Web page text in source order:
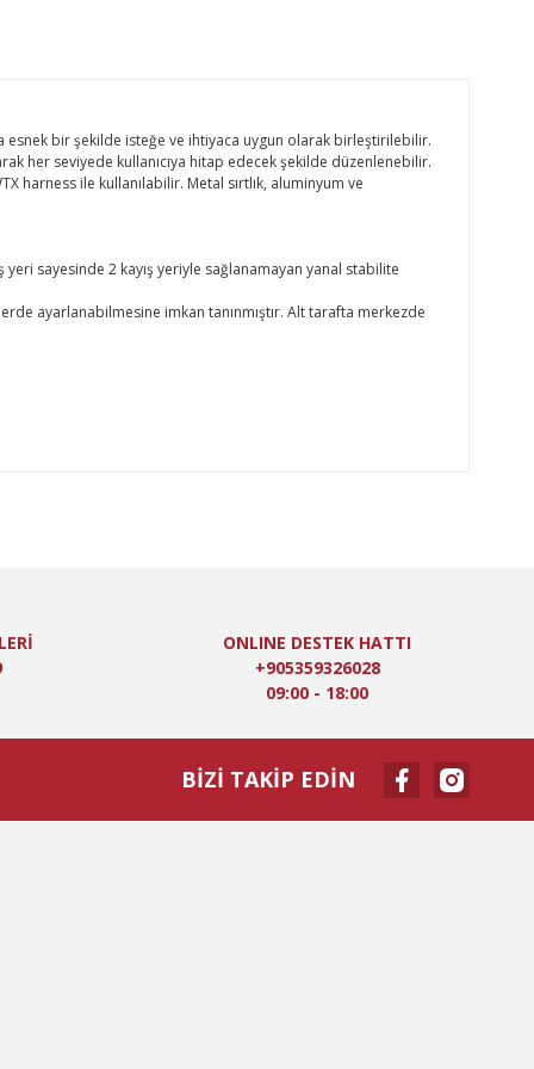
esnek bir şekilde isteğe ve ihtiyaca uygun olarak birleştirilebilir.
her seviyede kullanıcıya hitap edecek şekilde düzenlenebilir.
harness ile kullanılabilir. Metal sırtlık, aluminyum ve
yeri sayesinde 2 kayış yeriyle sağlanamayan yanal stabilite
ayarlanabilmesine imkan tanınmıştır. Alt tarafta merkezde
ONLINE DESTEK HATTI
+905359326028
09:00 - 18:00
BİZİ TAKİP EDİN